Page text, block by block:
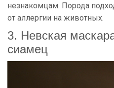
незнакомцам. Порода
от аллергии на животных.
3. Невская
сиамец